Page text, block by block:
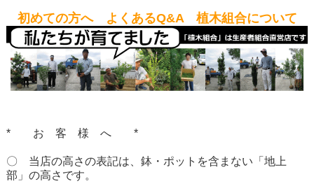
初めての方へ よくあるQ&A 植木組合について
* お 客 様 へ *
〇 当店の高さの表記は、鉢・ポットを含まない「地上
部」の高さです。